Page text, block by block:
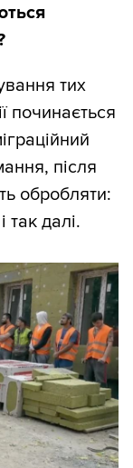
тих
починається
після
обробляти:
так далі.